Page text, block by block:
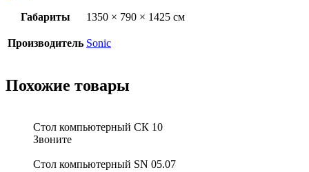
Габариты 1350 × 790 × 1425 см
Производитель Sonic
Похожие товары
Стол компьютерный СК 10
Звоните
Стол компьютерный SN 05.07